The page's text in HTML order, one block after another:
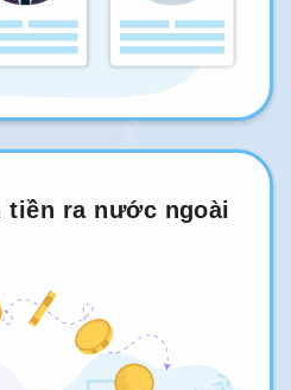
tiền ra nước ngoài